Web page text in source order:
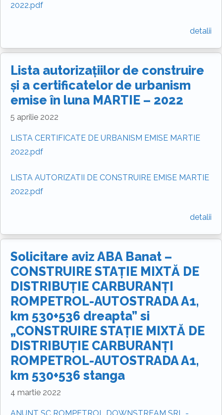
2022.pdf
detalii
Lista autorizațiilor de construire
și a certificatelor de urbanism
emise în luna MARTIE – 2022
5 aprilie 2022
LISTA CERTIFICATE DE URBANISM EMISE MARTIE
2022.pdf
LISTA AUTORIZATII DE CONSTRUIRE EMISE MARTIE
2022.pdf
detalii
Solicitare aviz ABA Banat –
CONSTRUIRE STAȚIE MIXTĂ DE
DISTRIBUȚIE CARBURANȚI
ROMPETROL-AUTOSTRADA A1,
km 530+536 dreapta” si
„CONSTRUIRE STAȚIE MIXTĂ DE
DISTRIBUȚIE CARBURANȚI
ROMPETROL-AUTOSTRADA A1,
km 530+536 stanga
4 martie 2022